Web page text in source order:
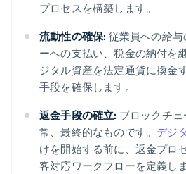
プロセスを構築します。
流動性の確保: 従業員への給
ーへの支払い、税金の納付を
ジタル資産を法定通貨に換金
手段を確保します。
返金手段の確立: ブロックチ
常、最終的なものです。 デジ
けを開始する前に、返金プロ
客対応ワークフローを定義しま